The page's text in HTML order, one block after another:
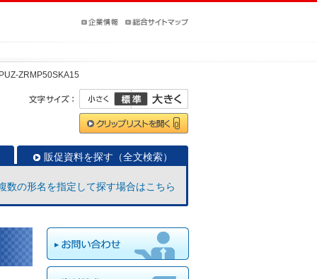
ZRMP50SKA15
販促資料を探す（全文検索）
数の形名を指定して探す場合はこちら